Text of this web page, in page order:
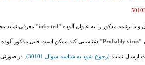
و یا برنامه مذکور را به عنوان آلوده "infected" معرفی نماید
"Probably virus" شناسایی کند ممکن است فایل مذکور آلوده
ارسال نمایید(رجوع شود به شناسه سوال 30101) . در